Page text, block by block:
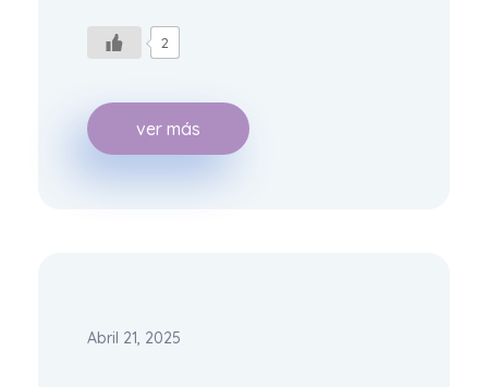
2
ver más
Abril 21, 2025